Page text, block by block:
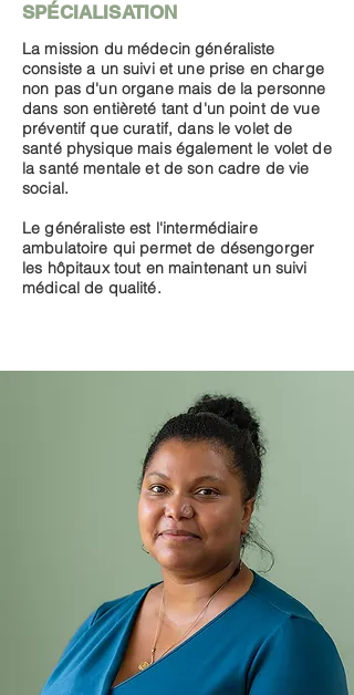
SPÉCIALISATION
La mission du médecin généraliste
consiste a un suivi et une prise en charge
non pas d'un organe mais de la personne
dans son entièreté tant d'un point de vue
préventif que curatif, dans le volet de
santé physique mais également le volet de
la santé mentale et de son cadre de vie
social.
Le généraliste est l'intermédiaire
ambulatoire qui permet de désengorger
les hôpitaux tout en maintenant un suivi
médical de qualité.